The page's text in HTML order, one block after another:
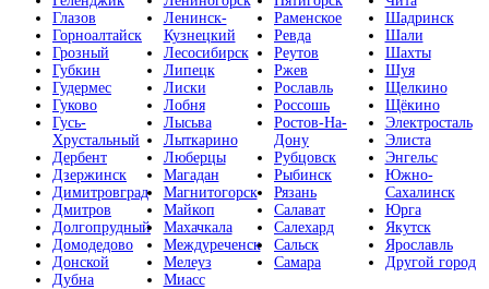
Глазов
Горноалтайск
Грозный
Губкин
Гудермес
Гуково
Гусь-
Хрустальный
Дербент
Дзержинск
Димитровград
Дмитров
Долгопрудный
Домодедово
Донской
Дубна
Ленинск-
Кузнецкий
Лесосибирск
Липецк
Лиски
Лобня
Лысьва
Лыткарино
Люберцы
Магадан
Магнитогорск
Майкоп
Махачкала
Междуреченск
Мелеуз
Миасс
Раменское
Ревда
Реутов
Ржев
Рославль
Россошь
Ростов-На-
Дону
Рубцовск
Рыбинск
Рязань
Салават
Салехард
Сальск
Самара
Шадринск
Шали
Шахты
Шуя
Щелкино
Щёкино
Электросталь
Элиста
Энгельс
Южно-
Сахалинск
Юрга
Якутск
Ярославль
Другой город